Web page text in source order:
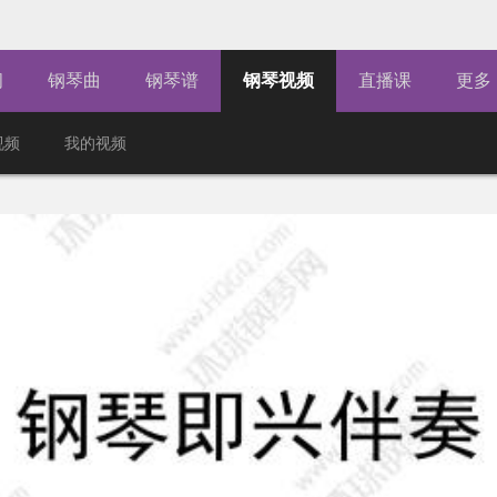
钢琴曲 钢琴谱 钢琴视频 直播课 更多
频 我的视频